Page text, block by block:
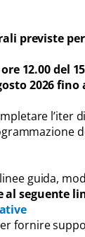
previste per
12.00 del
2026
l’iter
guida,
al seguente
fornire